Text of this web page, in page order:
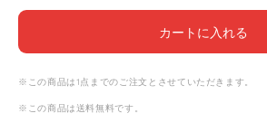
カートに入れる
※この商品は1点までのご注文とさせていただきます。
※この商品は 送料無料です。